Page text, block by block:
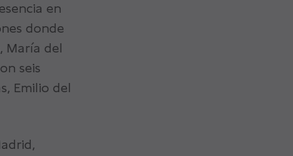
en
donde
María del
seis
Emilio del